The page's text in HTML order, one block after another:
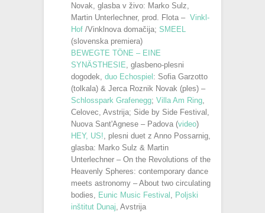
Novak, glasba v živo: Marko Sulz,
Martin Unterlechner, prod. Flota – Vinkl-
Hof /Vinklnova domačija; SMEEL
(slovenska premiera)
BEWEGTE TÖNE – EINE
SYNÄSTHESIE , glasbeno-plesni
dogodek, duo Echospiel : Sofia Garzotto
(tolkala) & Jerca Roznik Novak (ples) –
Schlosspark Grafenegg; Villa Am Ring
Celovec, Avstrija; Side by Side Festival,
Nuova Sant'Agnese – Padova (video)
HEY, US! , plesni duet z Anno Possarnig,
glasba: Marko Sulz & Martin
Unterlechner – On the Revolutions of the
Heavenly Spheres: contemporary dance
meets astronomy – About two circulating
bodies,
Eunic Music Festival
Poljski
inštitut Dunaj , Avstrija